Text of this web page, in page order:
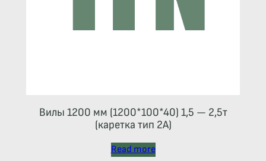
Вилы 1200 мм (1200*100*40) 1,5 — 2,5т
(каретка тип 2A)
Read more